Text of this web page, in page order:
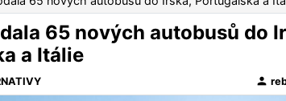
65 nových autobusů do
a Itálie
person